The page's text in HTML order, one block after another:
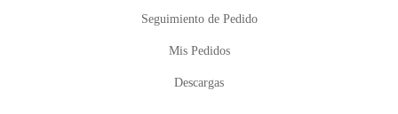
Seguimiento de Pedido
Mis Pedidos
Descargas